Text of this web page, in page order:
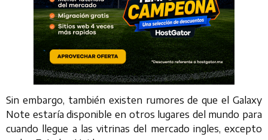
Sin embargo, también existen rumores de que el Galaxy
Note estaría disponible en otros lugares del mundo para
cuando llegue a las vitrinas del mercado ingles, excepto